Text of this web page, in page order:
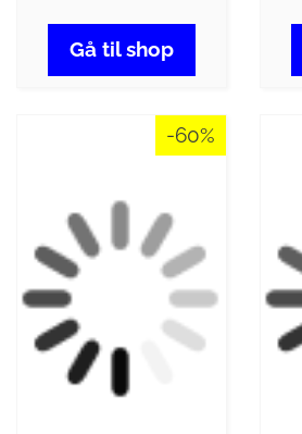
Gå til shop
-60%